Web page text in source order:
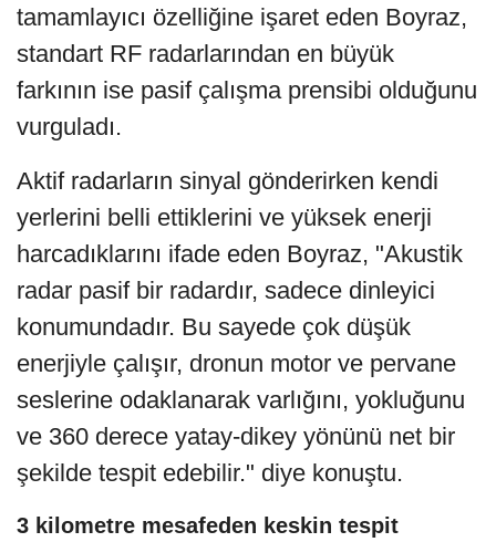
tamamlayıcı özelliğine işaret eden Boyraz,
standart RF radarlarından en büyük
farkının ise pasif çalışma prensibi olduğunu
vurguladı.
Aktif radarların sinyal gönderirken kendi
yerlerini belli ettiklerini ve yüksek enerji
harcadıklarını ifade eden Boyraz, "Akustik
radar pasif bir radardır, sadece dinleyici
konumundadır. Bu sayede çok düşük
enerjiyle çalışır, dronun motor ve pervane
seslerine odaklanarak varlığını, yokluğunu
ve 360 derece yatay-dikey yönünü net bir
şekilde tespit edebilir." diye konuştu.
3 kilometre mesafeden keskin tespit